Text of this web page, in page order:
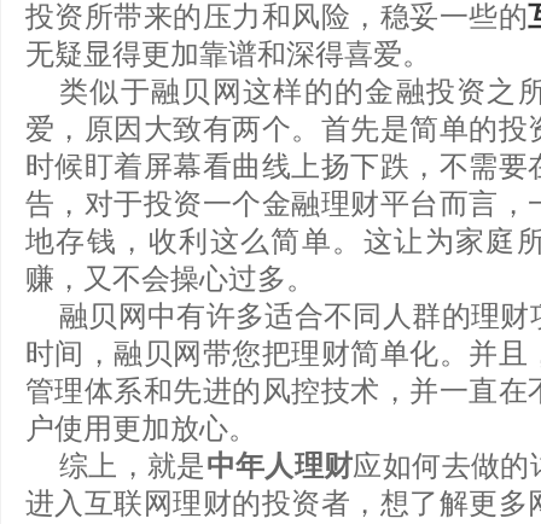
投资所带来的压力和风险，稳妥一些的
无疑显得更加靠谱和深得喜爱。
类似于融贝网这样的的金融投资之
爱，原因大致有两个。首先是简单的
时候盯着屏幕看曲线上扬下跌，不需
告，对于投资一个金融理财平台而言，
地存钱，收利这么简单。这让为家庭
赚，又不会操心过多。
融贝网中有许多适合不同人群的理
时间，融贝网带您把理财简单化。并
管理体系和先进的风控技术，并一直
户使用更加放心。
综上，就是中年人理财应如何去做的
进入互联网理财的投资者，想了解更多